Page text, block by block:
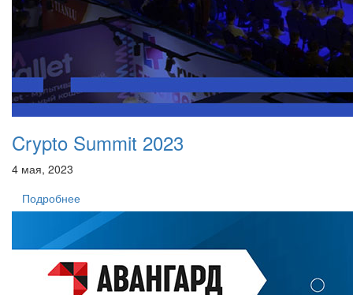
Crypto Summit 2023
4 мая, 2023
Подробнее